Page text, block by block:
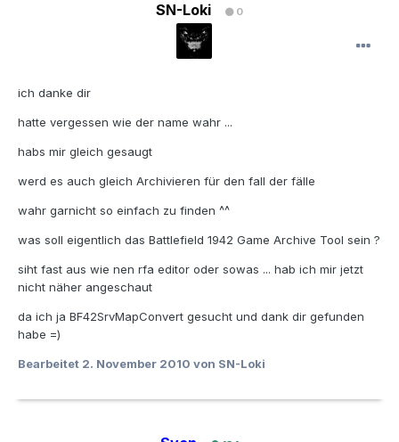
SN-Loki 0
ich danke dir
hatte vergessen wie der name wahr ...
habs mir gleich gesaugt
werd es auch gleich Archivieren für den fall der fälle
wahr garnicht so einfach zu finden ^^
was soll eigentlich das Battlefield 1942 Game Archive Tool sein ?
siht fast aus wie nen rfa editor oder sowas ... hab ich mir jetzt
nicht näher angeschaut
da ich ja BF42SrvMapConvert gesucht und dank dir gefunden
habe =)
Bearbeitet 2. November 2010 von SN-Loki